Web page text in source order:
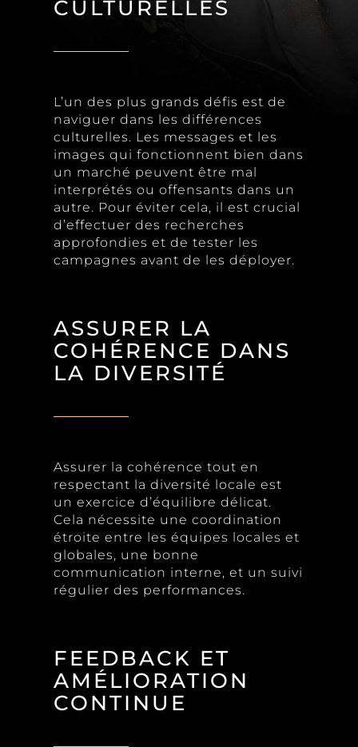
CULTURELLES
L’un des plus grands défis est de
naviguer dans les différences
culturelles. Les messages et les
images qui fonctionnent bien dans
un marché peuvent être mal
interprétés ou offensants dans un
autre. Pour éviter cela, il est crucial
d’effectuer des recherches
approfondies et de tester les
campagnes avant de les déployer.
ASSURER LA
COHÉRENCE DANS
LA DIVERSITÉ
Assurer la cohérence tout en
respectant la diversité locale est
un exercice d’équilibre délicat.
Cela nécessite une coordination
étroite entre les équipes locales et
globales, une bonne
communication interne, et un suivi
régulier des performances.
FEEDBACK ET
AMÉLIORATION
CONTINUE